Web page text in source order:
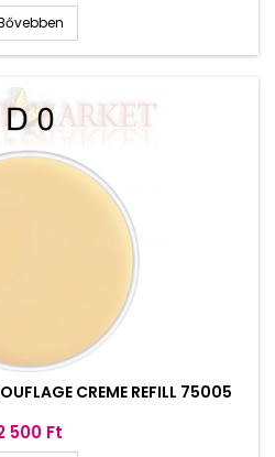
CREME REFILL 75005
500 Ft